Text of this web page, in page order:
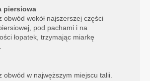
piersiowa
obwód wokół najszerszej części
pod pachami i na
łopatek, trzymając miarkę
obwód w najwęższym miejscu talii.